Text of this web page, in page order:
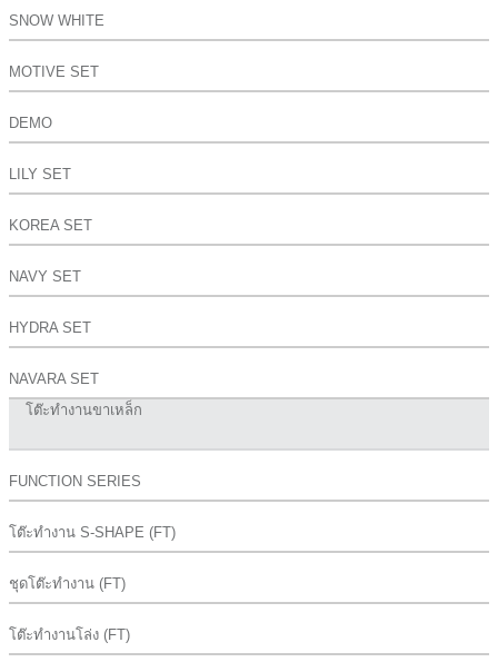
SNOW WHITE
MOTIVE SET
DEMO
LILY SET
KOREA SET
NAVY SET
HYDRA SET
NAVARA SET
โต๊ะทำงานขาเหล็ก
FUNCTION SERIES
โต๊ะทำงาน S-SHAPE (FT)
ชุดโต๊ะทำงาน (FT)
โต๊ะทำงานโล่ง (FT)